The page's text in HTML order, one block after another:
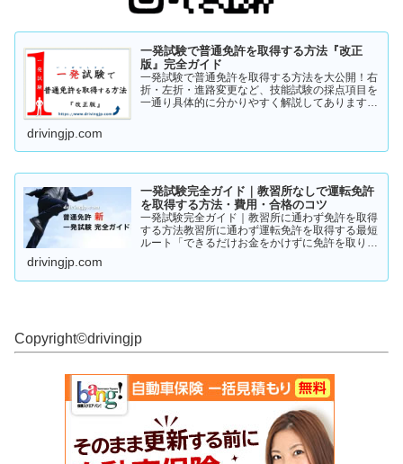
一発試験で普通免許を取得する方法『改正
版』完全ガイド
一発試験で普通免許を取得する方法を大公開！右
折・左折・進路変更など、技能試験の採点項目を
一通り具体的に分かりやすく解説してあります。
drivingjp.com
一発試験完全ガイド｜教習所なしで運転免許
を取得する方法・費用・合格のコツ
一発試験完全ガイド｜教習所に通わず免許を取得
する方法教習所に通わず運転免許を取得する最短
ルート「できるだけお金をかけずに免許を取りた
試験（飛び込み試験...
drivingjp.com
Copyright©︎drivingjp